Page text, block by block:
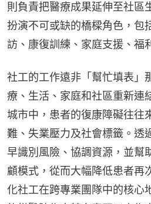
則負責把醫療成果延伸至社區
扮演不可或缺的橋樑角色，包
訪、康復訓練、家庭支援、福
社工的工作遠非「幫忙填表」
療、生活、家庭和社區重新連
城市中，患者的復康障礙往往
難、失業壓力及社會標籤。透
早識別風險、協調資源，並幫
顧模式，從而大幅降低患者再
化社工在跨專業團隊中的核心